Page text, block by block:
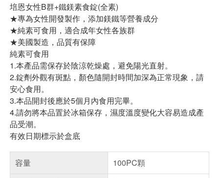
培恩女性B群+鐵鎂素食錠(全素)
★專為女性開發製作，添加鎂鐵等營養成分
★純素可食用，適合成年女性各族群
★美國製造，品質有保障
純素可食用
1.本產品需保存於陰涼乾燥處，避免陽光直射。
2.錠劑外觀有斑點，顏色隨開封時間加深為正常現象，請
安心食用。
3.本品開封後應於5個月內食用完畢。
4.請勿將本品置於冰箱保存，濕度溫度變化大容易造成產
品受潮。
有效日期標示於盒底
容量
100PC顆